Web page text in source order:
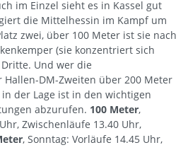
im Einzel sieht es in Kassel gut
die Mittelhessin im Kampf um
zwei, über 100 Meter ist sie nach
(sie konzentriert sich
Und wer die
DM-Zweiten über 200 Meter
der Lage ist in den wichtigen
abzurufen. 100 Meter,
Zwischenläufe 13.40 Uhr,
, Sonntag: Vorläufe 14.45 Uhr,